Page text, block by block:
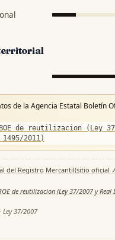
de la Agencia Estatal Boletín
de reutilizacion (Ley
2011)
del Registro Mercantil(sitio oficial
de reutilizacion (Ley 37/2007 y Real
Ley 37/2007